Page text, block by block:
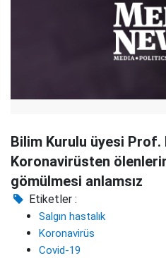
Bilim Kurulu üyesi Prof.
Koronavirüsten
gömülmesi anlamsız
Etiketler :
Salgın hastalık
Koronavirüs
Covid-19